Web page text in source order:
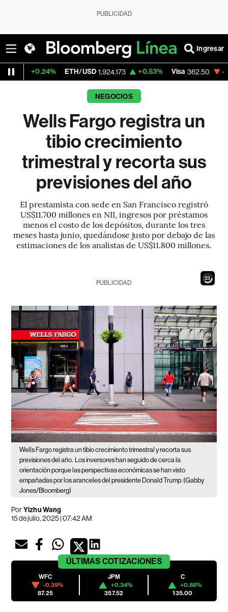
PUBLICIDAD
Ingresar
ETH/USD 1,924.173 +0.53% Visa 362.50 -2.15%
NEGOCIOS
Wells Fargo registra un
tibio crecimiento
trimestral y recorta sus
previsiones del año
El prestamista con sede en San Francisco registró
US$11.700 millones en NII, ingresos por préstamos
menos el costo de los depósitos, durante los tres
meses hasta junio, quedándose justo por debajo de las
estimaciones de los analistas de US$11.800 millones.
21
PUBLICIDAD
Wells Fargo registra un tibio crecimiento trimestral y recorta sus
previsiones del año. Los inversores han seguido de cerca la
orientación porque las perspectivas económicas se han visto
empañadas por los aranceles del presidente Donald Trump. (Gabby
Jones/Bloomberg)
PorYizhu Wang
15 de julio, 2025 | 07:42 AM
ÚLTIMAS COTIZACIONES
WFC
-0.39%
87.25
JPM
+0.34%
357.52
C
+0.88%
135.00